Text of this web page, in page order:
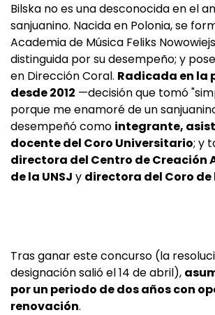
Bilska no es una desconocida en el
sanjuanino. Nacida en Polonia, se
Academia de Música Feliks
distinguida por su desempeño; y
en Dirección Coral. Radicada en la
desde 2012 —decisión que tomó
porque me enamoré de un
desempeñó como integrante,
docente del Coro Universitario; y
directora del Centro de Creación
de la UNSJ y directora del Coro de
Tras ganar este concurso (la
designación salió el 14 de abril),
por un periodo de dos años con
renovación.